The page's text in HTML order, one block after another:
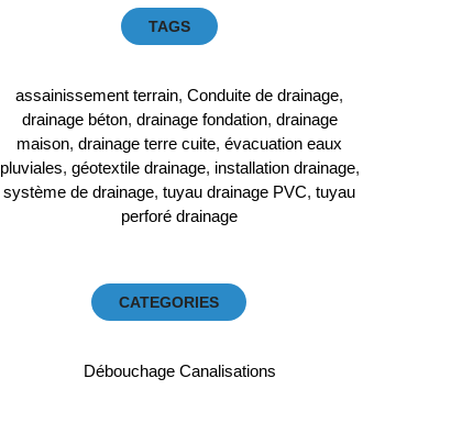
TAGS
assainissement terrain, Conduite de drainage,
drainage béton, drainage fondation, drainage
maison, drainage terre cuite, évacuation eaux
pluviales, géotextile drainage, installation drainage,
système de drainage, tuyau drainage PVC, tuyau
perforé drainage
CATEGORIES
Débouchage Canalisations